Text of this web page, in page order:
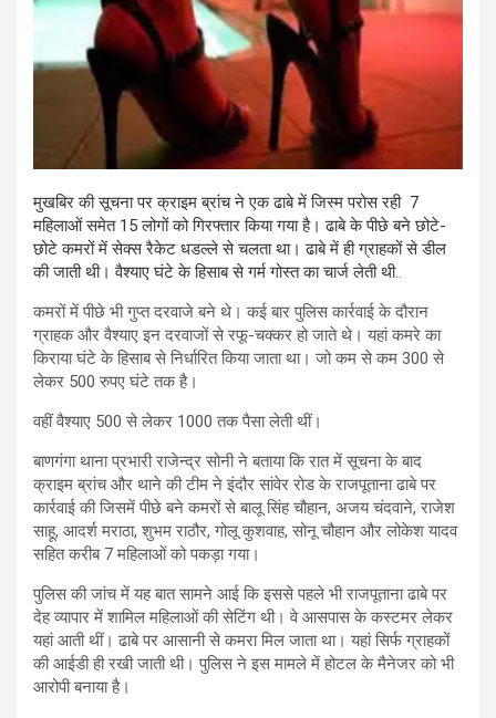
मुखबिर की सूचना पर क्राइम ब्रांच ने एक ढाबे में जिस्म परोस रही 7
महिलाओं समेत 15 लोगों को गिरफ्तार किया गया है। ढाबे के पीछे बने छोटे-
छोटे कमरों में सेक्स रैकेट धडल्ले से चलता था। ढाबे में ही ग्राहकों से डील
की जाती थी। वैश्याए घंटे के हिसाब से गर्म गोस्त का चार्ज लेती थी..
कमरों में पीछे भी गुप्त दरवाजे बने थे। कई बार पुलिस कार्रवाई के दौरान
ग्राहक और वैश्याए इन दरवाजों से रफू-चक्कर हो जाते थे। यहां कमरे का
किराया घंटे के हिसाब से निर्धारित किया जाता था। जो कम से कम 300 से
लेकर 500 रुपए घंटे तक है।
वहीं वैश्याए 500 से लेकर 1000 तक पैसा लेती थीं।
बाणगंगा थाना प्रभारी राजेन्द्र सोनी ने बताया कि रात में सूचना के बाद
क्राइम ब्रांच और थाने की टीम ने इंदौर सांवेर रोड के राजपूताना ढाबे पर
कार्रवाई की जिसमें पीछे बने कमरों से बालू सिंह चौहान, अजय चंदवाने, राजेश
साहू, आदर्श मराठा, शुभम राठौर, गोलू कुशवाह, सोनू चौहान और लोकेश यादव
सहित करीब 7 महिलाओं को पकड़ा गया।
पुलिस की जांच में यह बात सामने आई कि इससे पहले भी राजपूताना ढाबे पर
देह व्यापार में शामिल महिलाओं की सेटिंग थी। वे आसपास के कस्टमर लेकर
यहां आती थीं। ढाबे पर आसानी से कमरा मिल जाता था। यहां सिर्फ ग्राहकों
की आईडी ही रखी जाती थी। पुलिस ने इस मामले में होटल के मैनेजर को भी
आरोपी बनाया है।